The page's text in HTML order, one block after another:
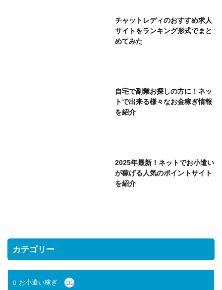
チャットレディのおすすめ求人
サイトをランキング形式でまと
めてみた
自宅で副業お探しの方に！ネッ
トで出来る様々なお金稼ぎ情報
を紹介
2025年最新！ネットでお小遣い
が稼げる人気のポイントサイト
を紹介
カテゴリー
お小遣い稼ぎ 111